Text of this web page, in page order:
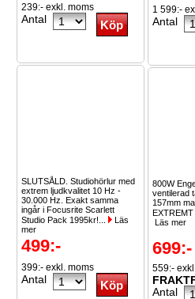
239:- exkl. moms
Antal
SLUTSÅLD. Studiohörlur med
extrem ljudkvalitet 10 Hz -
30.000 Hz. Exakt samma
ingår i Focusrite Scarlett
Studio Pack 1995kr!...
Läs
mer
499:-
399:- exkl. moms
Antal
1 599:-
Antal
800W
ventilerad
157mm
Läs mer
699:-
559:-
Antal